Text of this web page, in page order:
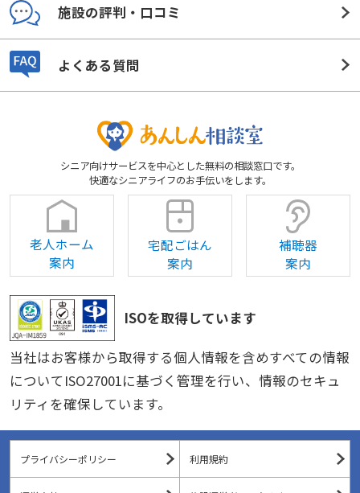
施設の評判・口コミ
よくある質問
シニア向けサービスを中心とした無料の相談窓口です。
快適なシニアライフのお手伝いをします。
老人ホーム
案内
宅配ごはん
案内
補聴器
案内
ISOを取得しています
当社はお客様から取得する個人情報を含めすべての情報
についてISO27001に基づく管理を行い、情報のセキュ
リティを確保しています。
プライバシーポリシー 利用規約